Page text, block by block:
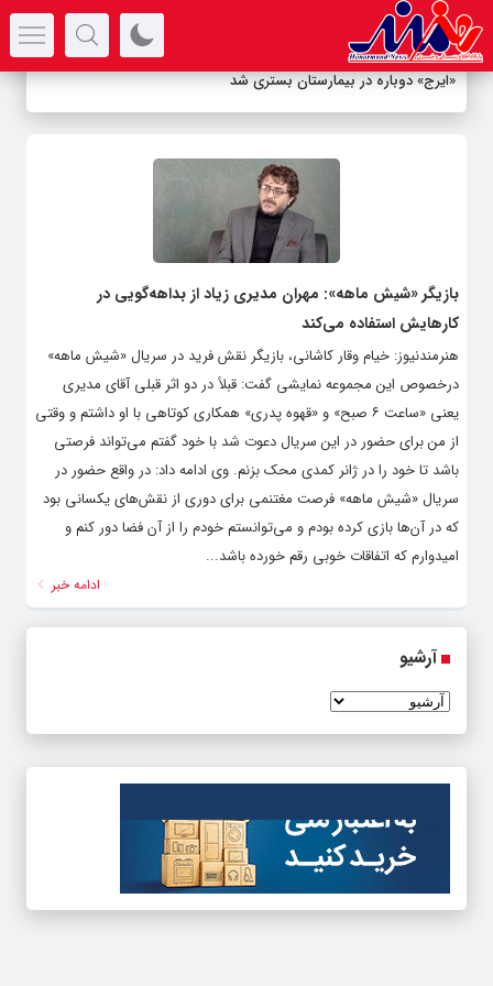
«ایرج» دوباره در بیمارستان بستری شد
بازیگر «شیش ماهه»: مهران مدیری زیاد از بداهه‌گویی در
کارهایش استفاده می‌کند
هنرمندنیوز: خیام وقار کاشانی، بازیگر نقش فرید در سریال «شیش ماهه»
درخصوص این مجموعه نمایشی گفت: قبلاً در دو اثر قبلی آقای مدیری
یعنی «ساعت ۶ صبح» و «قهوه پدری» همکاری کوتاهی با او داشتم و وقتی
از من برای حضور در این سریال دعوت شد با خود گفتم می‌تواند فرصتی
باشد تا خود را در ژانر کمدی محک بزنم. وی ادامه داد: در واقع حضور در
سریال «شیش ماهه» فرصت مغتنمی‌ برای دوری از نقش‌های یکسانی بود
که در آن‌ها بازی کرده بودم و می‌توانستم خودم را از آن فضا دور کنم و
امیدوارم که اتفاقات خوبی رقم خورده باشد...
ادامه خبر
آرشیو